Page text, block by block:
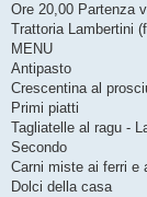
Ore 20,00 Partenza
Trattoria Lambertini
MENU
Antipasto
Crescentina al
Primi piatti
Tagliatelle al ragu -
Secondo
Carni miste ai ferri e
Dolci della casa